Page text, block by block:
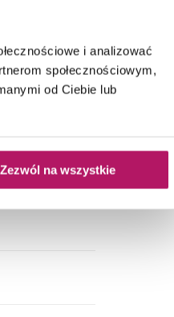
i analizować
społecznościowym,
od Ciebie lub
Zezwól na wszystkie